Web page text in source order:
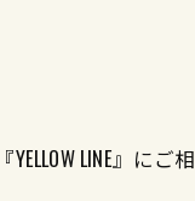
LINE』にご